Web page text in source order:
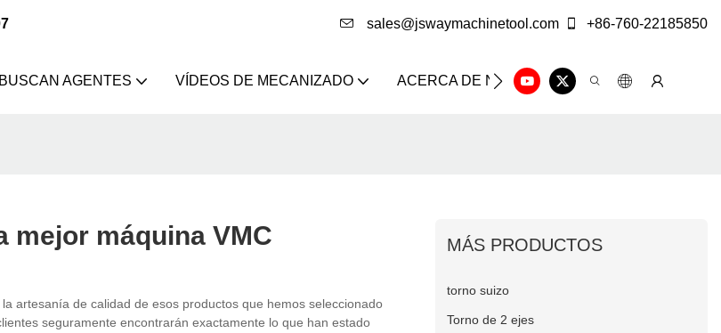
sales@jswaymachinetool.com +86-760-22185850
AGENTES VÍDEOS DE MECANIZADO ACERCA DE NOSOTROS SOLUCIÓN
mejor máquina VMC
artesanía de calidad de esos productos que hemos seleccionado
seguramente encontrarán exactamente lo que han estado
MÁS PRODUCTOS
torno suizo
Torno de 2 ejes